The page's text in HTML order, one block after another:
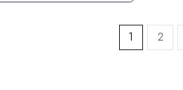
1 2